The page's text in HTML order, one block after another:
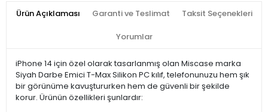
Ürün Açıklaması Garanti ve Teslimat Taksit Seçenekleri
Yorumlar
iPhone 14 için özel olarak tasarlanmış olan Miscase marka
Siyah Darbe Emici T-Max Silikon PC kılıf, telefonunuzu hem şık
bir görünüme kavuştururken hem de güvenli bir şekilde
korur. Ürünün özellikleri şunlardır: